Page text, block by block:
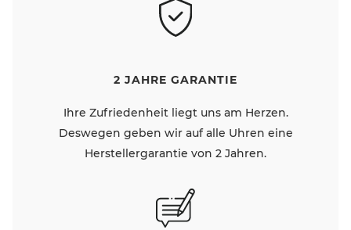
2 JAHRE GARANTIE
Ihre Zufriedenheit liegt uns am Herzen.
Deswegen geben wir auf alle Uhren eine
Herstellergarantie von 2 Jahren.